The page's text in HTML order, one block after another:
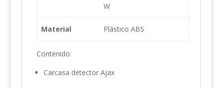
W
Material Plástico ABS
Contenido:
Carcasa detector Ajax